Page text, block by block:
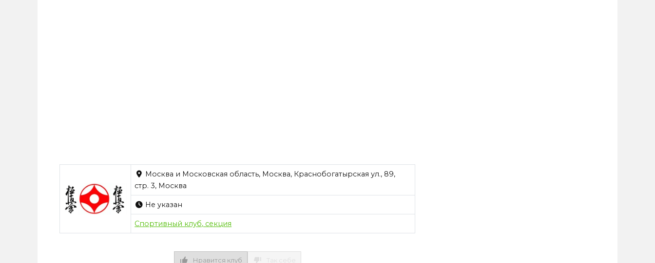
Москва и Московская область, Москва, Краснобогатырская ул., 89,
стр. 3, Москва
Не указан
Спортивный клуб, секция
Нравится клуб